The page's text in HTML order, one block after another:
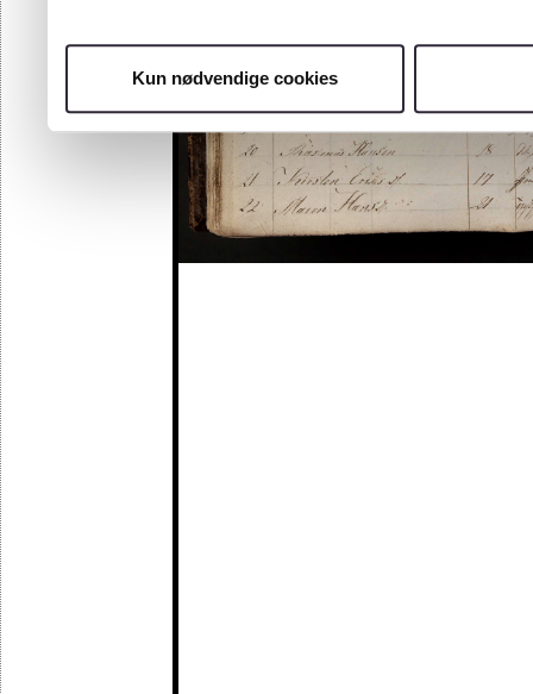
Kun nødvendige cookies